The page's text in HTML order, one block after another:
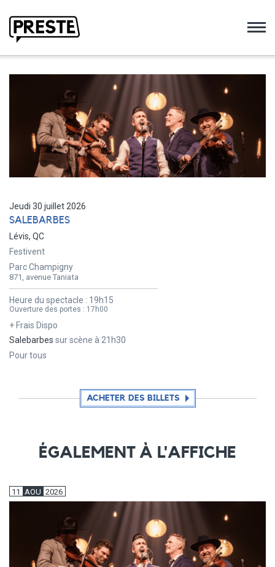
Jeudi 30 juillet 2026
SALEBARBES
Lévis, QC
Festivent
Parc Champigny
871, avenue Taniata
Heure du spectacle : 19h15
Ouverture des portes : 17h00
+ Frais Dispo
Salebarbes sur scène à 21h30
Pour tous
ACHETER DES BILLETS
ÉGALEMENT À L'AFFICHE
11 AOU 2026